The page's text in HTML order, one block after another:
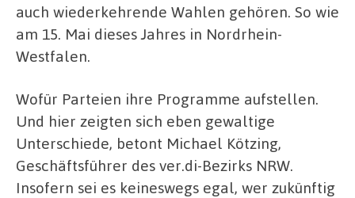
auch wiederkehrende Wahlen gehören. So wie
am 15. Mai dieses Jahres in Nordrhein-
Westfalen.
Wofür Parteien ihre Programme aufstellen.
Und hier zeigten sich eben gewaltige
Unterschiede, betont Michael Kötzing,
Geschäftsführer des ver.di-Bezirks NRW.
Insofern sei es keineswegs egal, wer zukünftig